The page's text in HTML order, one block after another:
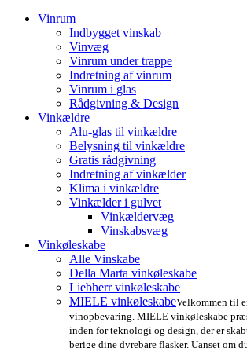
Vinrum
Indbygget vinskab
Vinvæg
Vinrum under trappe
Indretning af vinrum
Vinrum i glas
Rådgivning & Design
Vinkældre
Alu-glas til vinkældre
Belysning til vinkældre
Gratis rådgivning
Indretning af vinkælder
Klima i vinkældre
Vinkælder i gulvet
Vinkældervæg
Vinskabsvæg
Vinkøleskabe
Alle Vinskabe
Della Marta vinkøleskabe
Liebherr vinkøleskabe
MIELE vinkøleskabeVelkommen til
vinopbevaring. MIELE vinkøleskabe
inden for teknologi og design, der er
berige dine dyrebare flasker. Uanset om